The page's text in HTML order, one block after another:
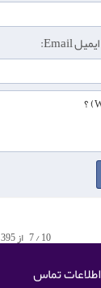
ایمیل Email:
7/10 از395
اطلاعات تماس